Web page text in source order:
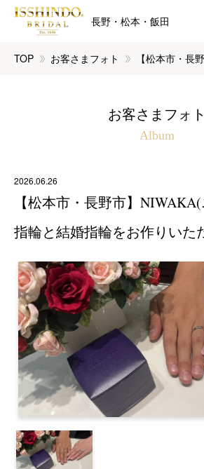
長野・松本・飯田
TOP お客さまフォト 【松本市・長
お客さまフォト
Album
2026.06.26
【松本市・長野市】
指輪と結婚指輪をお作りいた